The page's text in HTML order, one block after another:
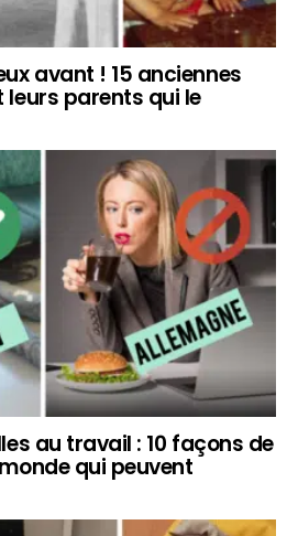
avant ! 15 anciennes
leurs parents qui le
au travail : 10 façons de
qui peuvent